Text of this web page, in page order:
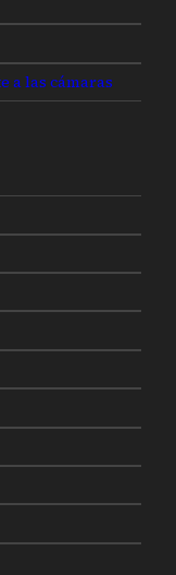
las cámaras